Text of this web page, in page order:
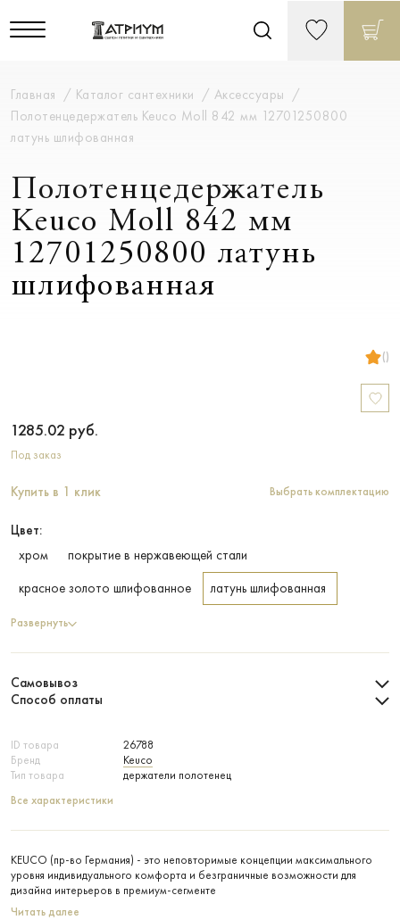
Главная Каталог сантехники
Аксессуары
Полотенцедержатель Keuco Moll 842 мм 12701250800
латунь шлифованная
Полотенцедержатель
Keuco Moll 842 мм
12701250800 латунь
шлифованная
()
ID товара
26788
Бренд
Keuco
Тип товара
держатели полотенец
Все характеристики
KEUCO (пр-во Германия) - это неповторимые концепции максимального
уровня индивидуального комфорта и безграничные возможности для
дизайна интерьеров в премиум-сегменте
Читать далее
1285.02 руб.
Под заказ
Купить в 1 клик Выбрать комплектацию
Цвет:
хром
покрытие в нержавеющей стали
красное золото шлифованное латунь шлифованная
Развернуть
Самовывоз
Способ оплаты